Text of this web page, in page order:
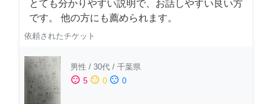
とても分かりやすい説明で、お話しやすい良い方
です。 他の方にも薦められます。
依頼されたチケット
男性 / 30代 / 千葉県
sentiment_satisfied 5 sentiment_neutral 0 sentiment_dissatisfied 0